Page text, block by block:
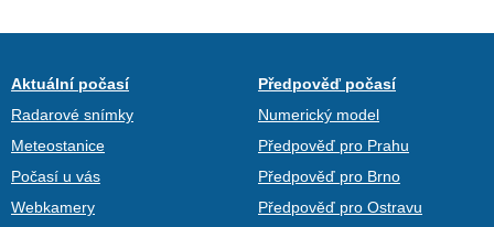
Aktuální počasí
Radarové snímky
Meteostanice
Počasí u vás
Webkamery
Předpověď počasí
Numerický model
Předpověď pro Prahu
Předpověď pro Brno
Předpověď pro Ostravu